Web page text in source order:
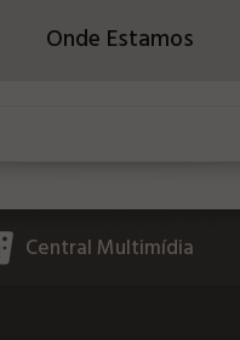
Onde Estamos
Central Multimídia